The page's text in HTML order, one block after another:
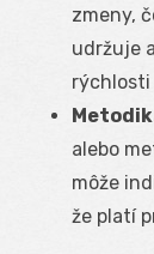
zmeny,
udržuje
rýchlosti
alebo
môže
že platí